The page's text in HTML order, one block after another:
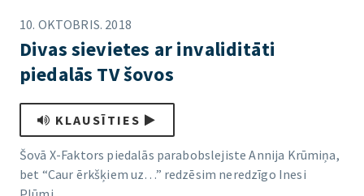
10. OKTOBRIS. 2018
Divas sievietes ar invaliditāti
piedalās TV šovos
KLAUSĪTIES
Šovā X-Faktors piedalās parabobslejiste Annija Krūmiņa,
bet “Caur ērkšķiem uz…” redzēsim neredzīgo Inesi